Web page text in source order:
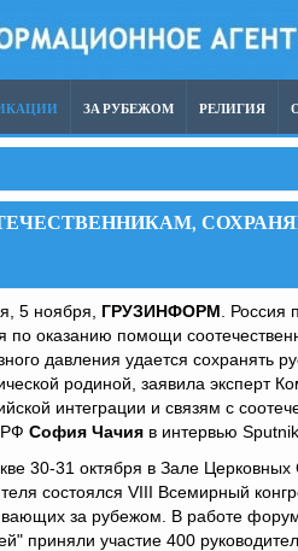
ЗА РУБЕЖОМ РЕЛИГИЯ
5 ноября, ГРУЗИНФОРМ .
по оказанию помощи
давления удается сохранять
родиной, заявила эксперт
интеграции и связям с
София Чачия в интервью Sputnik
30-31 октября в Зале
состоялся VIII Всемирный
за рубежом. В работе
приняли участие 400